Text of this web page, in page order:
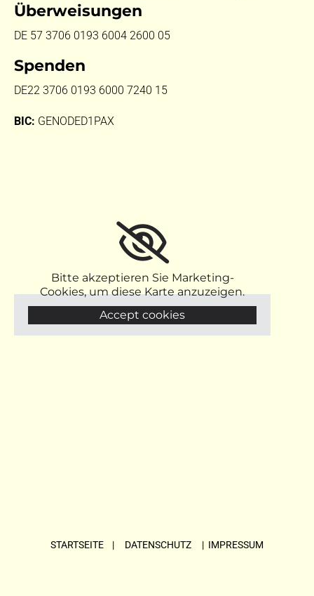
Überweisungen
DE 57 3706 0193 6004 2600 05
Spenden
DE22 3706 0193 6000 7240 15
BIC: GENODED1PAX
Bitte akzeptieren Sie Marketing-
Cookies, um diese Karte anzuzeigen.
Accept cookies
STARTSEITE | DATENSCHUTZ | IMPRESSUM